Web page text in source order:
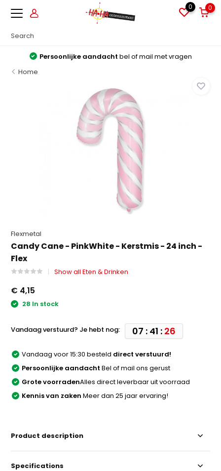
0 0
Persoonlijke aandacht bel of mail met vragen
Home
Flexmetal
Candy Cane - PinkWhite - Kerstmis - 24 inch -
Flex
Show all Eten & Drinken
€ 4,15
28 In stock
Vandaag verstuurd? Je hebt nog: 07 : 41 : 26
Vandaag voor 15:30 besteld direct verstuurd!
Persoonlijke aandacht Bel of mail ons gerust
Grote voorradenAlles direct leverbaar uit voorraad
Kennis van zaken Meer dan 25 jaar ervaring!
Product description
Specifications